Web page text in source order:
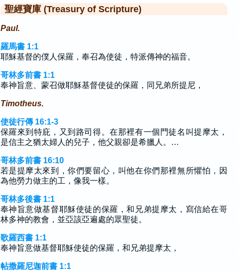
聖經寶庫 (Treasury of Scripture)
Paul.
羅馬書 1:1
耶穌基督的僕人保羅，奉召為使徒，特派傳神的福音。
哥林多前書 1:1
奉神旨意、蒙召做耶穌基督使徒的保羅，同兄弟所提尼，
Timotheus.
使徒行傳 16:1-3
保羅來到特庇，又到路司得。在那裡有一個門徒名叫提摩太，
是信主之猶太婦人的兒子，他父親卻是希臘人。…
哥林多前書 16:10
若是提摩太來到，你們要留心，叫他在你們那裡無所懼怕，因
為他勞力做主的工，像我一樣。
哥林多後書 1:1
奉神旨意做基督耶穌使徒的保羅，和兄弟提摩太，寫信給在哥
林多神的教會，並亞該亞遍處的眾聖徒。
歌羅西書 1:1
奉神旨意做基督耶穌使徒的保羅，和兄弟提摩太，
帖撒羅尼迦前書 1:1